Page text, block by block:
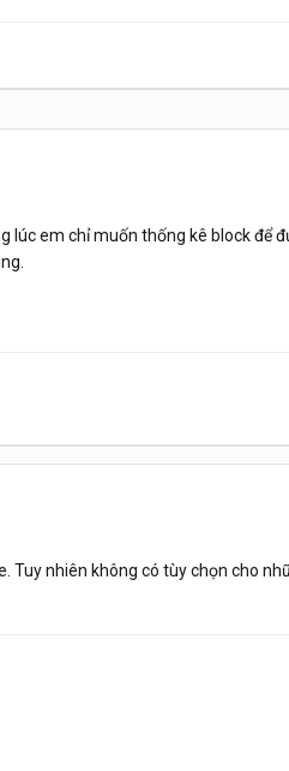
em chỉ muốn thống kê block để
Tuy nhiên không có tùy chọn cho